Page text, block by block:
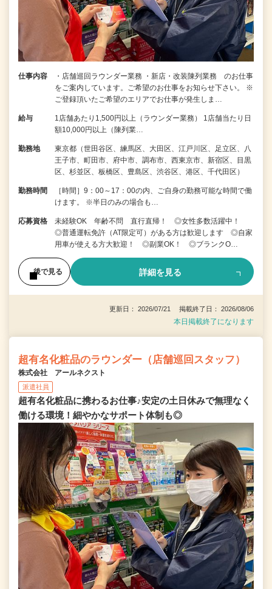
仕事内容
・店舗巡回ラウンダー業務 ・新店・改装陳列業務 のお仕事
をご案内しています。ご希望のお仕事をお知らせ下さい。 ※
ご登録頂いたご希望のエリアでお仕事が発生しま…
給与
1店舗あたり1,500円以上（ラウンダー業務） 1店舗当たり日
額10,000円以上（陳列業…
勤務地
東京都（世田谷区、練馬区、大田区、江戸川区、足立区、八
王子市、町田市、府中市、調布市、西東京市、新宿区、目黒
区、杉並区、板橋区、豊島区、渋谷区、港区、千代田区）
勤務時間
［時間］9：00～17：00の内、ご自身の勤務可能な時間で働
けます。 ※半日のみの場合も…
応募資格
未経験OK 年齢不問 直行直帰！ ◎女性多数活躍中！
◎普通運転免許（AT限定可）がある方は歓迎します ◎自家
用車が使える方大歓迎！ ◎副業OK！ ◎ブランクO…
後で見る 詳細を見る
更新日： 2026/07/21 掲載終了日： 2026/08/06
本日掲載終了になります
超有名化粧品のラウンダー（店舗巡回スタッフ）
株式会社 アールネクスト
派遣社員
超有名化粧品に携わるお仕事♪安定の土日休みで無理なく
働ける環境！細やかなサポート体制も◎